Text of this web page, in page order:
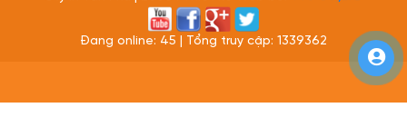
Đang online: 45 | Tổng truy cập: 1339362